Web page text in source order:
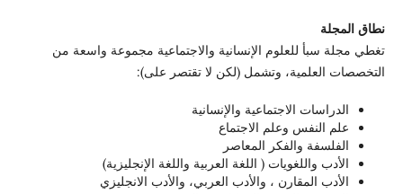
نطاق المجلة
تغطي مجلة سبأ للعلوم الإنسانية والاجتماعية مجموعة واسعة من
التخصصات العلمية، وتشمل (لكن لا تقتصر على):
الدراسات الاجتماعية والإنسانية
علم النفس وعلم الاجتماع
الفلسفة والفكر المعاصر
الأدب واللغويات ( اللغة العربية واللغة الإنجليزية)
الأدب المقارن ، والأدب العربي، والأدب الانجليزي